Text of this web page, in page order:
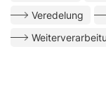
Veredelung